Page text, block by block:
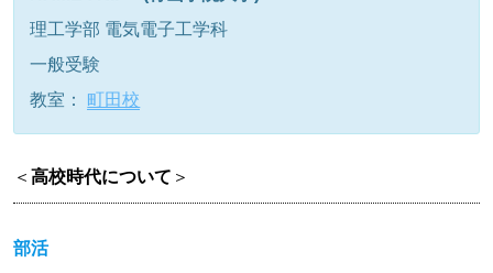
理工学部 電気電子工学科
一般受験
教室：
町田校
＜ 高校時代について ＞
部活